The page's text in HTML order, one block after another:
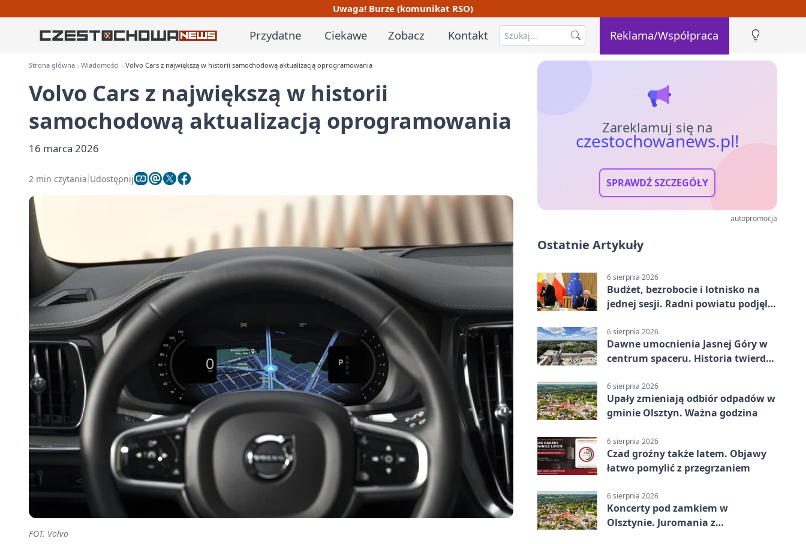
Uwaga! Burze (komunikat RSO)
Przydatne Ciekawe Zobacz Kontakt Reklama/Współpraca
Strona główna Wiadomości Volvo Cars z największą w historii samochodową aktualizacją oprogramowania
Volvo Cars z największą w historii
samochodową aktualizacją oprogramowania
16 marca 2026
2 min czytania Udostępnij
FOT. Volvo
Zareklamuj się na
czestochowanews.pl!
SPRAWDŹ SZCZEGÓŁY
autopromocja
Ostatnie Artykuły
6 sierpnia 2026
Budżet, bezrobocie i lotnisko na
jednej sesji. Radni powiatu podjęli
6 sierpnia 2026
Dawne umocnienia Jasnej Góry w
centrum spaceru. Historia twierdzy
6 sierpnia 2026
Upały zmieniają odbiór odpadów w
gminie Olsztyn. Ważna godzina
6 sierpnia 2026
Czad groźny także latem. Objawy
łatwo pomylić z przegrzaniem
6 sierpnia 2026
Koncerty pod zamkiem w
Olsztynie. Juromania z